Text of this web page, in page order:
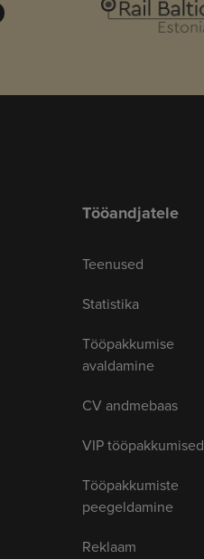
Tööandjatele
Teenused
Statistika
Tööpakkumise
avaldamine
CV andmebaas
VIP tööpakkumised
Tööpakkumiste
peegeldamine
Reklaam